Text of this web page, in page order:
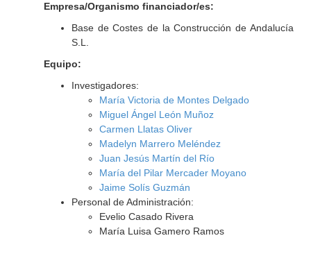
Empresa/Organismo financiador/es:
Base de Costes de la Construcción de Andalucía
S.L.
Equipo:
Investigadores:
María Victoria de Montes Delgado
Miguel Ángel León Muñoz
Carmen Llatas Oliver
Madelyn Marrero Meléndez
Juan Jesús Martín del Río
María del Pilar Mercader Moyano
Jaime Solís Guzmán
Personal de Administración:
Evelio Casado Rivera
María Luisa Gamero Ramos